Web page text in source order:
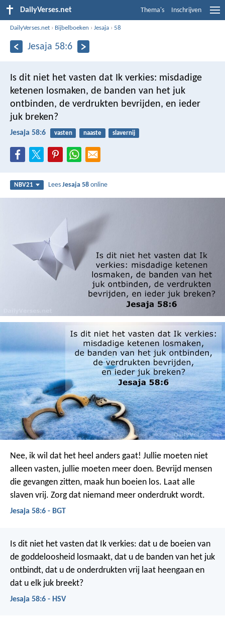
DailyVerses.net Thema's Inschrijven
DailyVerses.net › Bijbelboeken ›Jesaja ›58
Jesaja 58:6
Is dit niet het vasten dat Ik verkies: misdadige
ketenen losmaken, de banden van het juk
ontbinden, de verdrukten bevrijden, en ieder
juk breken?
Jesaja 58:6 vasten naaste slavernij
NBV21 LeesJesaja 58 online
Nee, ik wil dat het heel anders gaat! Jullie moeten niet
alleen vasten, jullie moeten meer doen. Bevrijd mensen
die gevangen zitten, maak hun boeien los. Laat alle
slaven vrij. Zorg dat niemand meer onderdrukt wordt.
Jesaja 58:6 - BGT
Is dit niet het vasten dat Ik verkies: dat u de boeien van
de goddeloosheid losmaakt, dat u de banden van het juk
ontbindt, dat u de onderdrukten vrij laat heengaan en
dat u elk juk breekt?
Jesaja 58:6 - HSV